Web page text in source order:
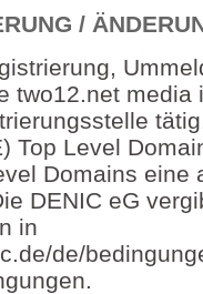
/
two12.net media
Top Level
Domains eine
DENIC eG
in
de/